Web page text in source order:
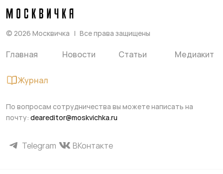
© 2026 Москвичка Все права защищены
Главная Новости Статьи Медиакит
Журнал
По вопросам сотрудничества вы можете написать на
почту: deareditor@moskvichka.ru
Telegram ВКонтакте